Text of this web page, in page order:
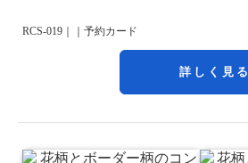
RCS-019｜｜予約カード
詳しく見る